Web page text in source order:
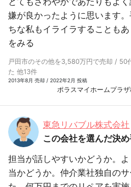
嫌が良かったように思います
ちな私もイライラすることもあ
をみる
戸田市のその他を3,580万円で売却 / 50
た 他13件
2013年8月 売却 / 2022年2月 投稿
ポラスマイホームプラ
東急リバブル株式会社
この会社を選んだ決
担当が話しやすいかどうか。
当かどうか。仲介業社独自の